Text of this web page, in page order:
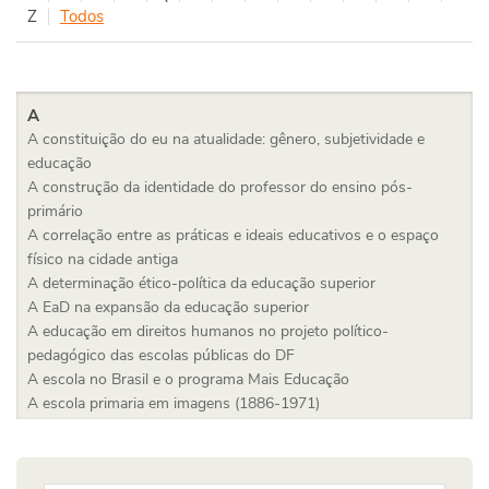
Z
Todos
A
A constituição do eu na atualidade: gênero, subjetividade e
educação
A construção da identidade do professor do ensino pós-
primário
A correlação entre as práticas e ideais educativos e o espaço
físico na cidade antiga
A determinação ético-política da educação superior
A EaD na expansão da educação superior
A educação em direitos humanos no projeto político-
pedagógico das escolas públicas do DF
A escola no Brasil e o programa Mais Educação
A escola primaria em imagens (1886-1971)